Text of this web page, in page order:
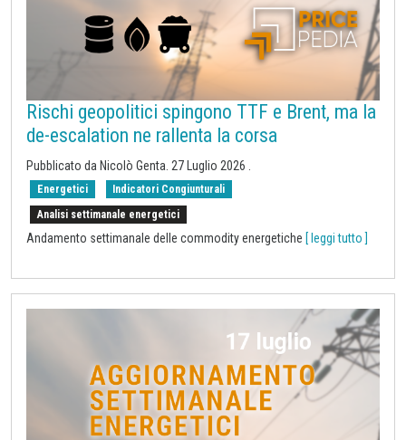
Rischi geopolitici spingono TTF e Brent, ma la
de-escalation ne rallenta la corsa
Pubblicato da Nicolò Genta 27 Luglio 2026
Energetici Indicatori Congiunturali
Analisi settimanale energetici
Andamento settimanale delle commodity energetiche [ leggi tutto ]